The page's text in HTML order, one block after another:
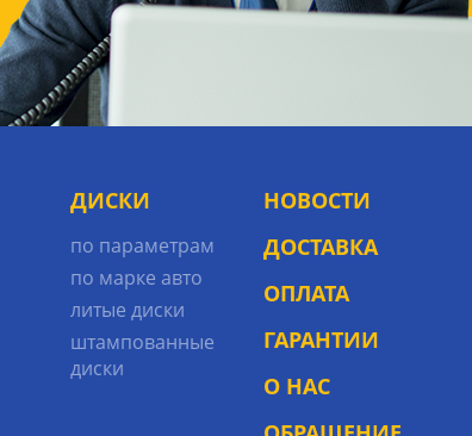
ДИСКИ
по параметрам
по марке авто
литые диски
штампованные
диски
НОВОСТИ
ДОСТАВКА
ОПЛАТА
ГАРАНТИИ
О НАС